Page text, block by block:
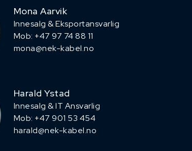
Mona Aarvik
Innesalg & Eksportansvarlig
Mob: +47 97 74 88 11
mona@nek-kabel.no
Harald Ystad
Innesalg & IT Ansvarlig
Mob: +47 901 53 454
harald@nek-kabel.no